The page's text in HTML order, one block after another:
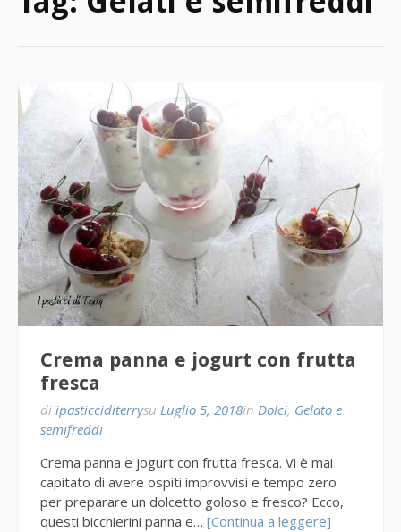
Crema panna e jogurt con frutta
fresca
di ipasticciditerrysu Luglio 5, 2018in Dolci, Gelato e
semifreddi
Crema panna e jogurt con frutta fresca. Vi è mai
capitato di avere ospiti improvvisi e tempo zero
per preparare un dolcetto goloso e fresco? Ecco,
questi bicchierini panna e… [Continua a leggere]